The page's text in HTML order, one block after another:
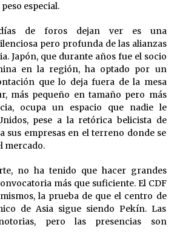
especial.
de foros dejan ver es una
pero profunda de las alianzas
Japón, que durante años fue el socio
en la región, ha optado por un
que lo deja fuera de la mesa
más pequeño en tamaño pero más
ocupa un espacio que nadie le
pese a la retórica belicista de
sus empresas en el terreno donde se
mercado.
no ha tenido que hacer grandes
más que suficiente. El CDF
la prueba de que el centro de
de Asia sigue siendo Pekín. Las
pero las presencias son